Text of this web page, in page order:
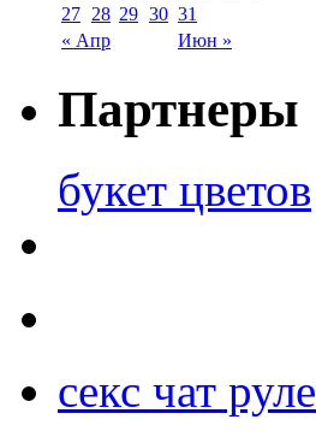
« Апр Июн »
27 28 29 30 31
Партнеры
букет цветов
секс чат